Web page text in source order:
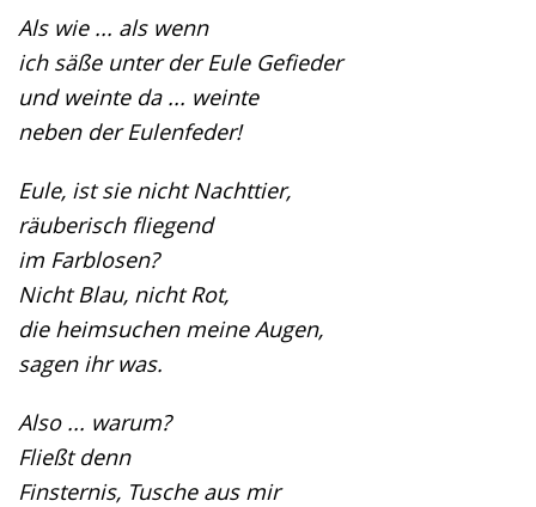
Als wie ... als wenn
ich säße unter der Eule Gefieder
und weinte da ... weinte
neben der Eulenfeder!
Eule, ist sie nicht Nachttier,
räuberisch fliegend
im Farblosen?
Nicht Blau, nicht Rot,
die heimsuchen meine Augen,
sagen ihr was.
Also ... warum?
Fließt denn
Finsternis, Tusche aus mir
wechseln.
Deutscher
Gebärdensprache
wird
angezeigt.